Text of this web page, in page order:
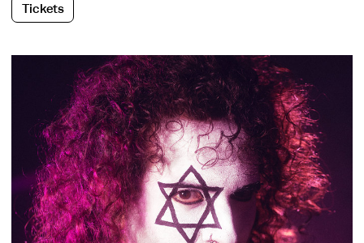
Tickets